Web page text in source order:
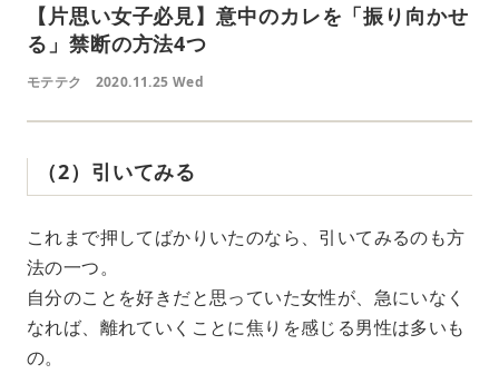
【片思い女子必見】意中のカレを「振り向かせ
る」禁断の方法4つ
モテテク 2020.11.25 Wed
（2）引いてみる
これまで押してばかりいたのなら、引いてみるのも方
法の一つ。
自分のことを好きだと思っていた女性が、急にいなく
なれば、離れていくことに焦りを感じる男性は多いも
の。